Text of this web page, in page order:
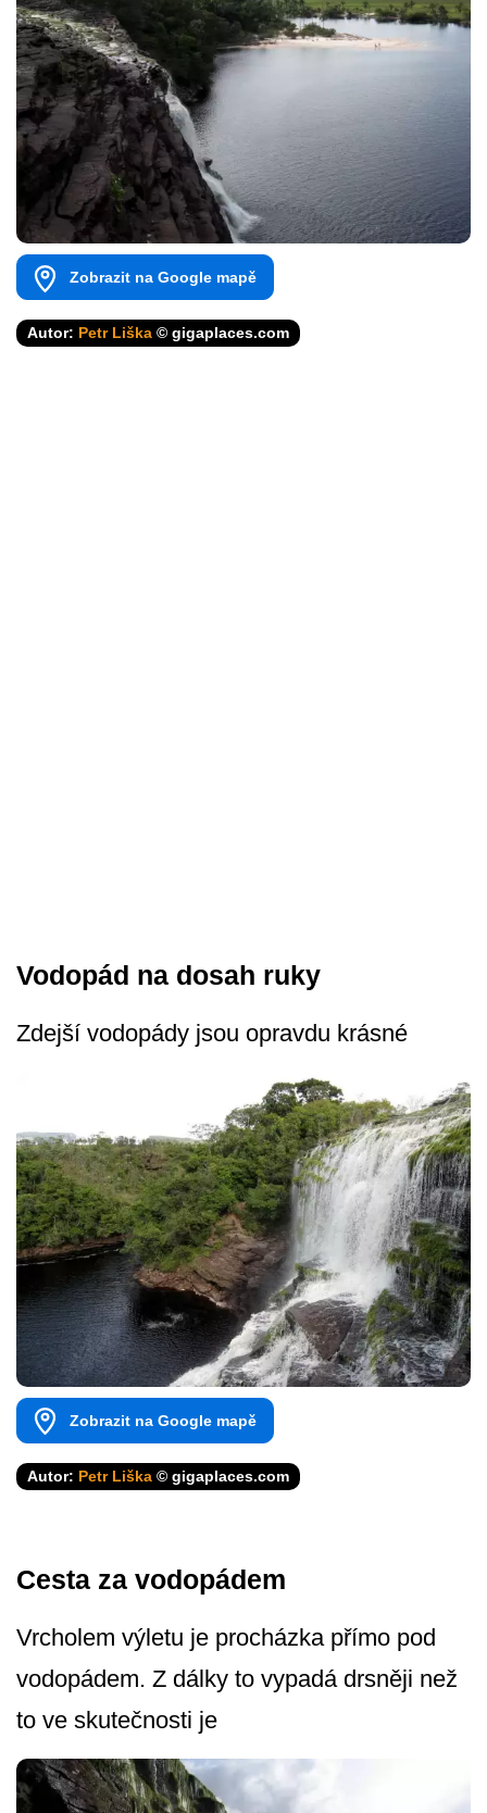
Zobrazit na Google mapě
Autor: Petr Liška © gigaplaces.com
Vodopád na dosah ruky
Zdejší vodopády jsou opravdu krásné
Zobrazit na Google mapě
Autor: Petr Liška © gigaplaces.com
Cesta za vodopádem
Vrcholem výletu je procházka přímo pod
vodopádem. Z dálky to vypadá drsněji než
to ve skutečnosti je